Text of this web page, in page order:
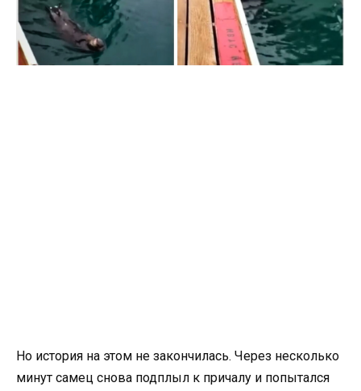
Но история на этом не закончилась. Через несколько
минут самец снова подплыл к причалу и попытался